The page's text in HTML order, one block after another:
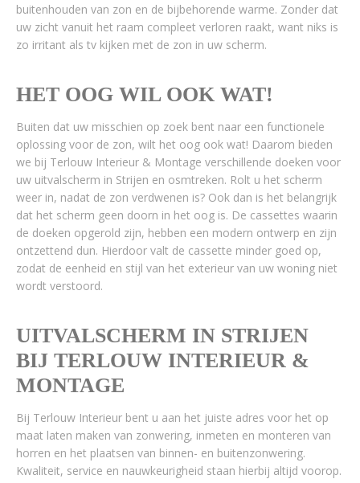
buitenhouden van zon en de bijbehorende warme. Zonder dat
uw zicht vanuit het raam compleet verloren raakt, want niks is
zo irritant als tv kijken met de zon in uw scherm.
HET OOG WIL OOK WAT!
Buiten dat uw misschien op zoek bent naar een functionele
oplossing voor de zon, wilt het oog ook wat! Daarom bieden
we bij Terlouw Interieur & Montage verschillende doeken voor
uw uitvalscherm in Strijen en osmtreken. Rolt u het scherm
weer in, nadat de zon verdwenen is? Ook dan is het belangrijk
dat het scherm geen doorn in het oog is. De cassettes waarin
de doeken opgerold zijn, hebben een modern ontwerp en zijn
ontzettend dun. Hierdoor valt de cassette minder goed op,
zodat de eenheid en stijl van het exterieur van uw woning niet
wordt verstoord.
UITVALSCHERM IN STRIJEN
BIJ TERLOUW INTERIEUR &
MONTAGE
Bij Terlouw Interieur bent u aan het juiste adres voor het op
maat laten maken van zonwering, inmeten en monteren van
horren en het plaatsen van binnen- en buitenzonwering.
Kwaliteit, service en nauwkeurigheid staan hierbij altijd voorop.